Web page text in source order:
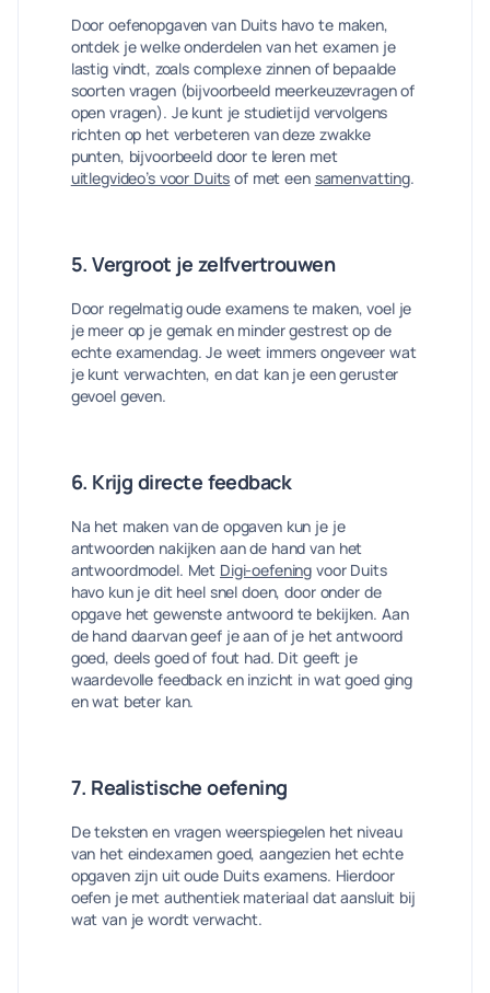
Door oefenopgaven van Duits havo te maken,
ontdek je welke onderdelen van het examen je
lastig vindt, zoals complexe zinnen of bepaalde
soorten vragen (bijvoorbeeld meerkeuzevragen of
open vragen). Je kunt je studietijd vervolgens
richten op het verbeteren van deze zwakke
punten, bijvoorbeeld door te leren met
uitlegvideo’s voor Duits of met een samenvatting.
5. Vergroot je zelfvertrouwen
Door regelmatig oude examens te maken, voel je
je meer op je gemak en minder gestrest op de
echte examendag. Je weet immers ongeveer wat
je kunt verwachten, en dat kan je een geruster
gevoel geven.
6. Krijg directe feedback
Na het maken van de opgaven kun je je
antwoorden nakijken aan de hand van het
antwoordmodel. Met Digi-oefening voor Duits
havo kun je dit heel snel doen, door onder de
opgave het gewenste antwoord te bekijken. Aan
de hand daarvan geef je aan of je het antwoord
goed, deels goed of fout had. Dit geeft je
waardevolle feedback en inzicht in wat goed ging
en wat beter kan.
7. Realistische oefening
De teksten en vragen weerspiegelen het niveau
van het eindexamen goed, aangezien het echte
opgaven zijn uit oude Duits examens. Hierdoor
oefen je met authentiek materiaal dat aansluit bij
wat van je wordt verwacht.